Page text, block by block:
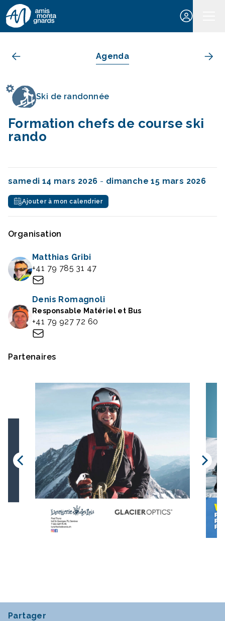
Aller au contenu
Agenda
Formation chefs de course ski
rando
Ski de randonnée
samedi 14 mars 2026 - dimanche 15 mars 2026
Ajouter à mon calendrier
Organisation
Matthias Gribi
+41 79 785 31 47
Denis Romagnoli
Responsable Matériel et Bus
+41 79 927 72 60
Partenaires
Partager